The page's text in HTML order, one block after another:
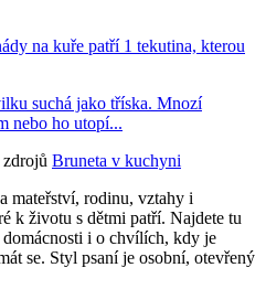
na kuře patří 1 tekutina, kterou
suchá jako tříska. Mnozí
nebo ho utopí...
zdrojů Bruneta v kuchyni
mateřství, rodinu, vztahy i
k životu s dětmi patří. Najdete tu
i o chvílích, kdy je
se. Styl psaní je osobní, otevřený